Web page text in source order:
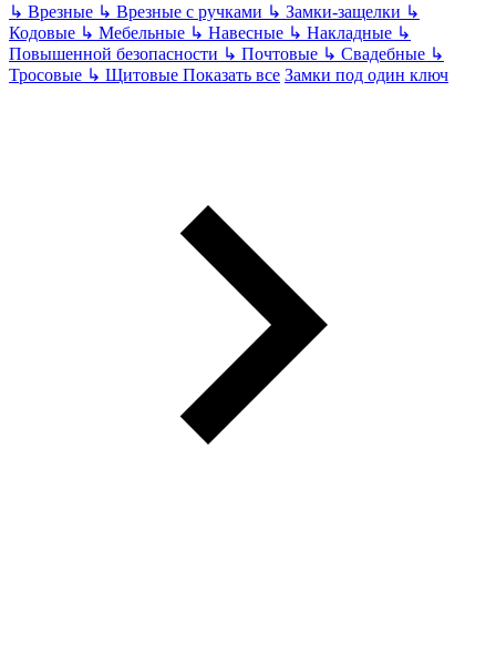
↳ Врезные ↳ Врезные с ручками ↳ Замки-защелки ↳
Кодовые ↳ Мебельные ↳ Навесные ↳ Накладные ↳
Повышенной безопасности ↳ Почтовые ↳ Свадебные ↳
Тросовые ↳ Щитовые Показать все Замки под один ключ